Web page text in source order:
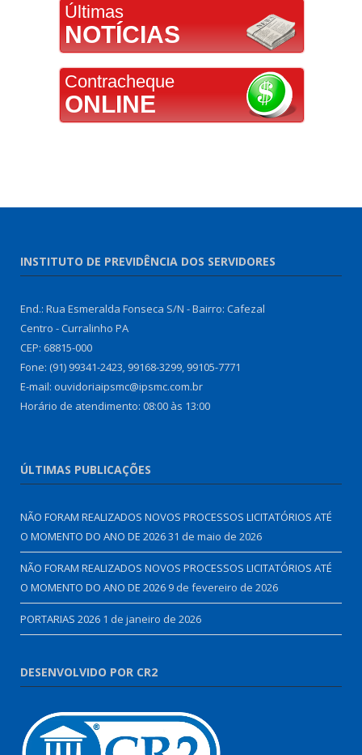
Últimas
NOTÍCIAS
Contracheque
ONLINE
INSTITUTO DE PREVIDÊNCIA DOS SERVIDORES
End.: Rua Esmeralda Fonseca S/N - Bairro: Cafezal
Centro - Curralinho PA
CEP: 68815-000
Fone: (91) 99341-2423, 99168-3299, 99105-7771
E-mail: ouvidoriaipsmc@ipsmc.com.br
Horário de atendimento: 08:00 às 13:00
ÚLTIMAS PUBLICAÇÕES
NÃO FORAM REALIZADOS NOVOS PROCESSOS LICITATÓRIOS ATÉ
O MOMENTO DO ANO DE 202631 de maio de 2026
NÃO FORAM REALIZADOS NOVOS PROCESSOS LICITATÓRIOS ATÉ
O MOMENTO DO ANO DE 2026 9 de fevereiro de 2026
PORTARIAS 2026 1 de janeiro de 2026
DESENVOLVIDO POR CR2